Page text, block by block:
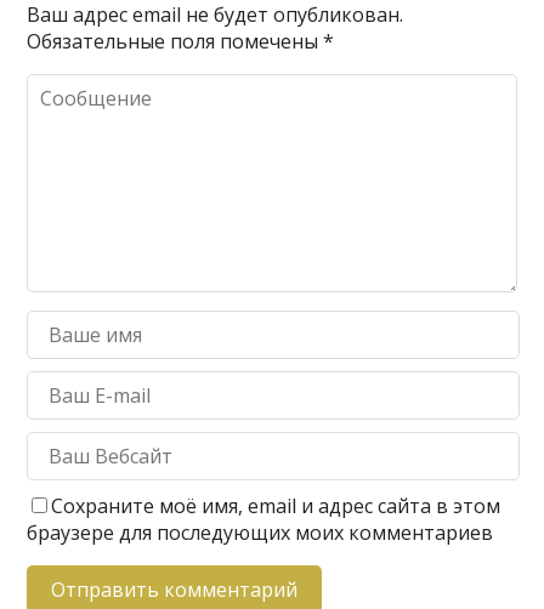
Ваш адрес email не будет опубликован.
Обязательные поля помечены*
Сохраните моё имя, email и адрес сайта в этом
браузере для последующих моих комментариев